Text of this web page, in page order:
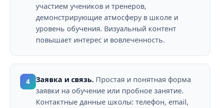
участием учеников и тренеров,
демонстрирующие атмосферу в школе и
уровень обучения. Визуальный контент
повышает интерес и вовлеченность.
4 Заявка и связь. Простая и понятная форма
заявки на обучение или пробное занятие.
Контактные данные школы: телефон, email,